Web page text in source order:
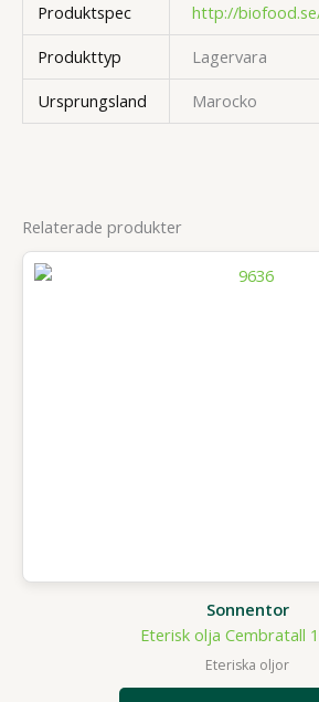
Produktspec
http://
Produkttyp
Lagervara
Ursprungsland
Marocko
Relaterade produkter
Sonnentor
Eterisk olja Cembratall
Eteriska oljor